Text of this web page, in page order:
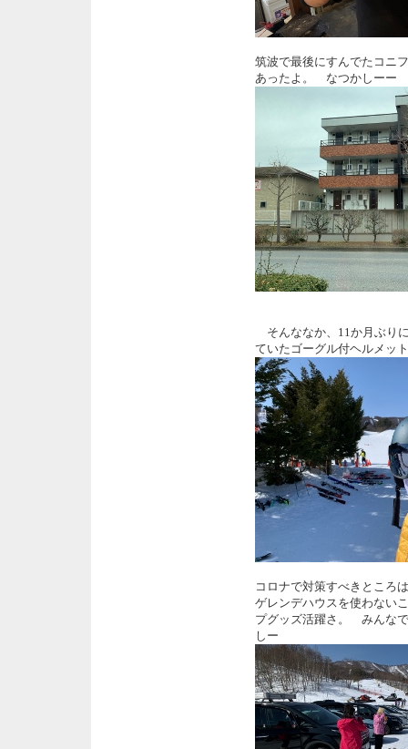
筑波で最後にすんでたコニ
あったよ。 なつかしーー
そんななか、11か月ぶ
ていたゴーグル付ヘルメ
コロナで対策すべきとこ
ゲレンデハウスを使わない
プグッズ活躍さ。 みんな
しー